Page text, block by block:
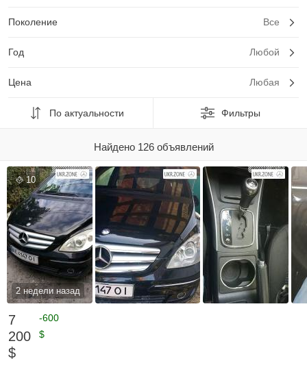
Поколение Все
Год Любой
Цена Любая
По актуальности Фильтры
Найдено 126 объявлений
10
2 недели назад
7
200
$
-600
$